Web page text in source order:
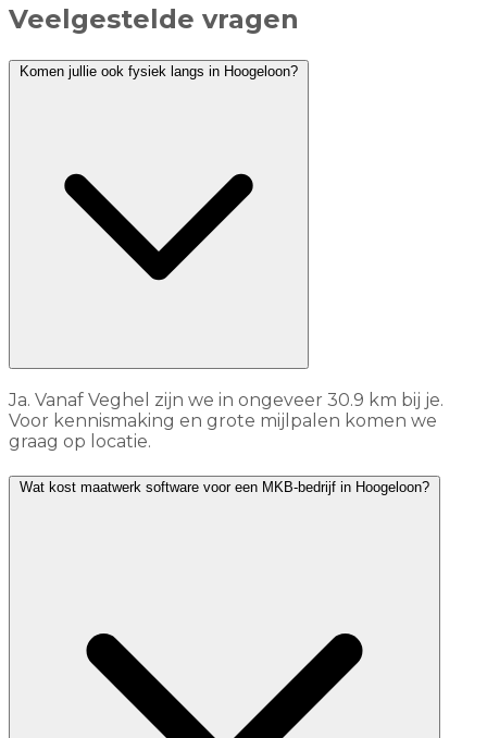
Veelgestelde vragen
Komen jullie ook fysiek langs in Hoogeloon?
Ja. Vanaf Veghel zijn we in ongeveer 30.9 km bij je.
Voor kennismaking en grote mijlpalen komen we
graag op locatie.
Wat kost maatwerk software voor een MKB-bedrijf in Hoogeloon?